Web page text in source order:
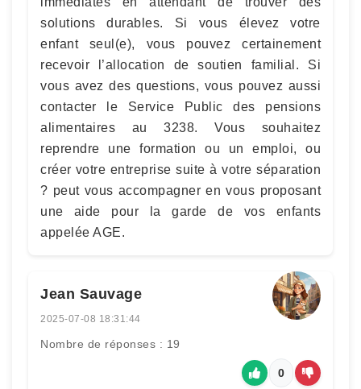
solutions durables. Si vous élevez votre
enfant seul(e), vous pouvez certainement
recevoir l’allocation de soutien familial. Si
vous avez des questions, vous pouvez aussi
contacter le Service Public des pensions
alimentaires au 3238. Vous souhaitez
reprendre une formation ou un emploi, ou
créer votre entreprise suite à votre séparation
? peut vous accompagner en vous proposant
une aide pour la garde de vos enfants
appelée AGE.
Jean Sauvage
2025-07-08 18:31:44
Nombre de réponses : 19
0